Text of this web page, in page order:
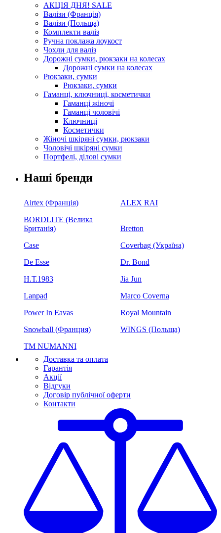
АКЦІЯ ДНЯ! SALE
Валізи (Франція)
Валізи (Польща)
Комплекти валіз
Ручна поклажа лоукост
Чохли для валіз
Дорожні сумки, рюкзаки на колесах
Дорожні сумки на колесах
Рюкзаки, сумки
Рюкзаки, сумки
Гаманці, ключниці, косметички
Гаманці жіночі
Гаманці чоловічі
Ключниці
Косметички
Жіночі шкіряні сумки, рюкзаки
Чоловічі шкіряні сумки
Портфелі, ділові сумки
Наші бренди
Airtex (Франція)
ALEX RAI
BORDLITE (Велика
Британія)
Bretton
Case
Coverbag (Україна)
De Esse
Dr. Bond
H.Т.1983
Jia Jun
Lanpad
Marco Coverna
Power In Eavas
Royal Mountain
Snowball (Франция)
WINGS (Польща)
ТМ NUMANNI
Доставка та оплата
Гарантія
Акції
Відгуки
Договір публічної оферти
Контакти